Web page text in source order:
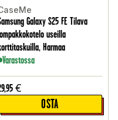
Galaxy S25 FE Tilava
lompakkokotelo useilla
Harmaa
Varastossa
€
OSTA